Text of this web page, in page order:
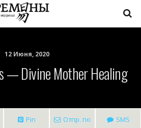
12 Июня, 2020
— Divine Mother Healing
Pin
Отпр. по
SMS